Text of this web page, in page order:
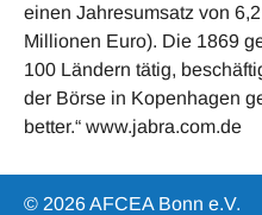
einen Jahresumsatz von
Millionen Euro). Die 1869
100 Ländern tätig,
der Börse in Kopenhagen
better.“ www.jabra.com.de
© 2026 AFCEA Bonn e.V.